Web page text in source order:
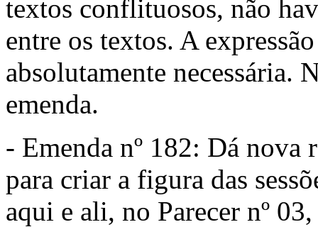
textos conflituosos, não
entre os textos. A
absolutamente necessária.
emenda.
- Emenda nº 182: Dá nova
para criar a figura das
aqui e ali, no Parecer nº